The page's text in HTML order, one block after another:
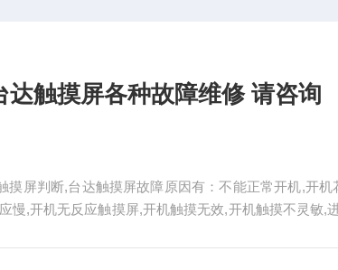
达触摸屏各种故障维修 请咨询
摸屏判断,台达触摸屏故障原因有：不能正常开机,开机
慢,开机无反应触摸屏,开机触摸无效,开机触摸不灵敏,